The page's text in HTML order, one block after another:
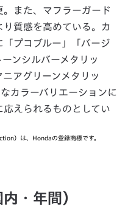
また、マフラーガード
質感を高めている。カ
プコブルー」「バージ
ンシルバーメタリッ
アグリーンメタリッ
カラーバリエーションに
えられるものとしてい
）は、Hondaの登録商標です。
・年間）